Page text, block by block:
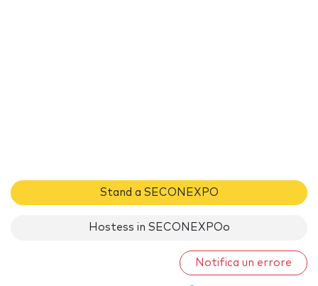
Stand a SECONEXPO
Hostess in SECONEXPOo
Notifica un errore